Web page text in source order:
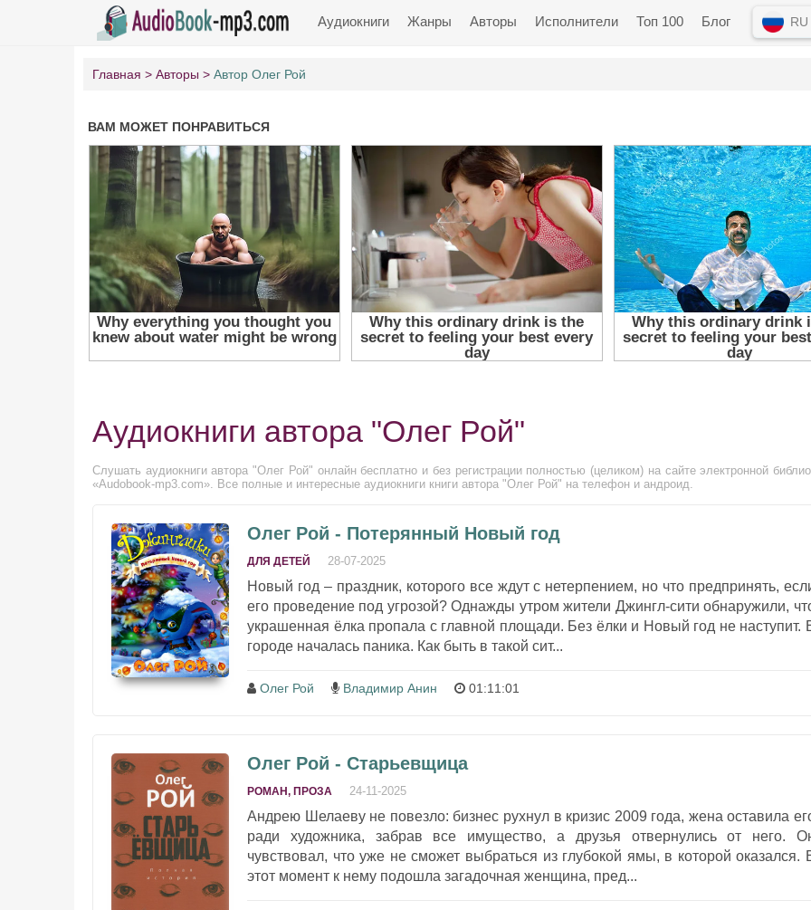
Аудиокниги Жанры Авторы Исполнители Топ 100 Блог RU
Главная Авторы Автор Олег Рой
Аудиокниги автора "Олег Рой"
Слушать аудиокниги автора "Олег Рой" онлайн бесплатно и без регистрации полностью (целиком) на сайте электронной
«Audobook-mp3.com». Все полные и интересные аудиокниги книги автора "Олег Рой" на телефон и андроид.
Олег Рой - Потерянный Новый год
ДЛЯ ДЕТЕЙ 28-07-2025
Новый год – праздник, которого все ждут с нетерпением, но что предпринять,
его проведение под угрозой? Однажды утром жители Джингл-сити обнаружили,
украшенная ёлка пропала с главной площади. Без ёлки и Новый год не наступит.
городе началась паника. Как быть в такой сит...
Олег Рой Владимир Анин 01:11:01
Олег Рой - Старьевщица
РОМАН, ПРОЗА 24-11-2025
Андрею Шелаеву не повезло: бизнес рухнул в кризис 2009 года, жена оставила
ради художника, забрав все имущество, а друзья отвернулись от него.
чувствовал, что уже не сможет выбраться из глубокой ямы, в которой оказался.
этот момент к нему подошла загадочная женщина, пред...